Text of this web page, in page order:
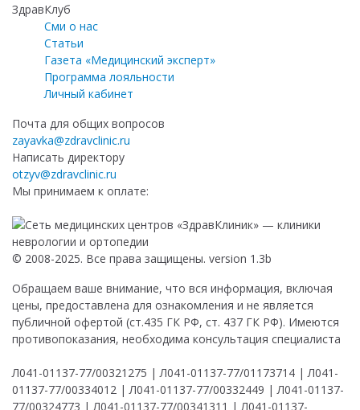
ЗдравКлуб
Сми о нас
Статьи
Газета «Медицинский эксперт»
Программа лояльности
Личный кабинет
Почта для общих вопросов
zayavka@zdravclinic.ru
Написать директору
otzyv@zdravclinic.ru
Мы принимаем к оплате:
© 2008-2025. Все права защищены. version 1.3b
Обращаем ваше внимание, что вся информация, включая
цены, предоставлена для ознакомления и не является
публичной офертой (ст.435 ГК РФ, ст. 437 ГК РФ). Имеются
противопоказания, необходима консультация специалиста
Л041-01137-77/00321275 | Л041-01137-77/01173714 | Л041-
01137-77/00334012 | Л041-01137-77/00332449 | Л041-01137-
77/00324773 | Л041-01137-77/00341311 | Л041-01137-